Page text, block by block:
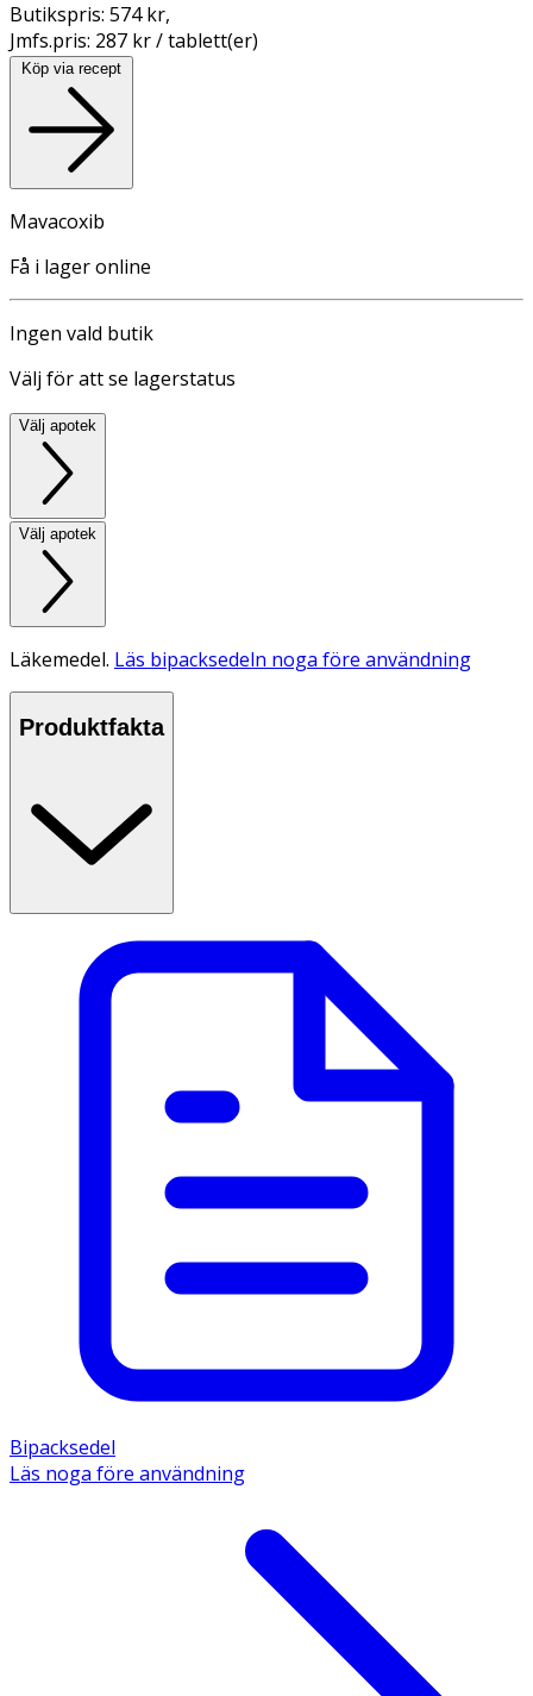
Butikspris: 574 kr,
Jmfs.pris: 287 kr / tablett(er)
Köp via recept
Mavacoxib
Få i lager online
Ingen vald butik
Välj för att se lagerstatus
Välj apotek
Välj apotek
Läkemedel. Läs bipacksedeln noga före användning
Produktfakta
Bipacksedel
Läs noga före användning